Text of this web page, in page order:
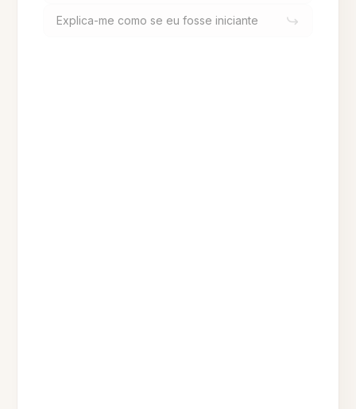
Explica-me como se eu fosse iniciante